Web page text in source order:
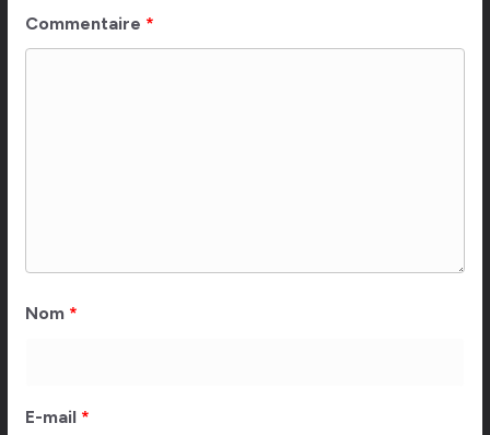
Commentaire *
Nom *
E-mail *